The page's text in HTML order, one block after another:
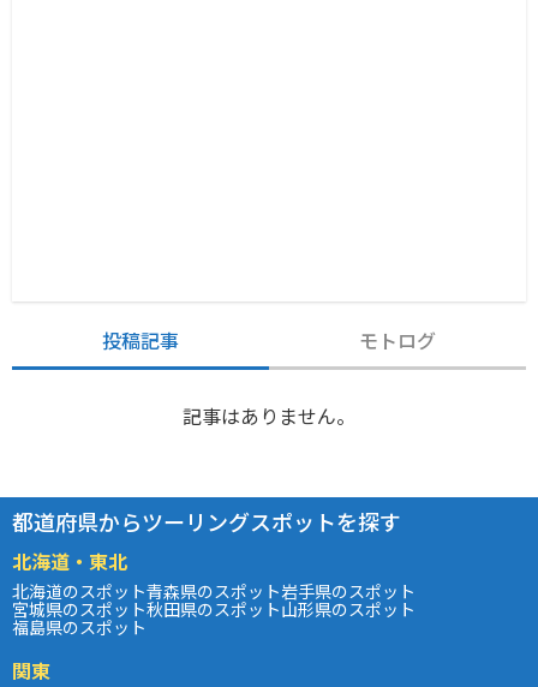
投稿記事 モトログ
記事はありません。
都道府県からツーリングスポットを探す
北海道・東北
北海道のスポット青森県のスポット岩手県のスポット
宮城県のスポット秋田県のスポット山形県のスポット
福島県のスポット
関東